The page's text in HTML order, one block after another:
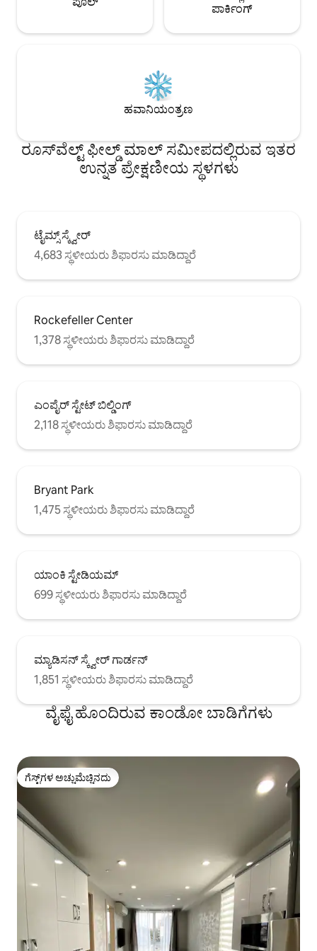
ಪಾರ್ಕಿಂಗ್
ಹವಾನಿಯಂತ್ರಣ
ರೂಸ್‌ವೆಲ್ಟ್ ಫೀಲ್ಡ್ ಮಾಲ್ ಸಮೀಪದಲ್ಲಿರುವ ಇತರ
ಉನ್ನತ ಪ್ರೇಕ್ಷಣೀಯ ಸ್ಥಳಗಳು
ಟೈಮ್ಸ್ ಸ್ಕ್ವೇರ್
4,683 ಸ್ಥಳೀಯರು ಶಿಫಾರಸು ಮಾಡಿದ್ದಾರೆ
Rockefeller Center
1,378 ಸ್ಥಳೀಯರು ಶಿಫಾರಸು ಮಾಡಿದ್ದಾರೆ
ಎಂಪೈರ್ ಸ್ಟೇಟ್ ಬಿಲ್ಡಿಂಗ್
2,118 ಸ್ಥಳೀಯರು ಶಿಫಾರಸು ಮಾಡಿದ್ದಾರೆ
Bryant Park
1,475 ಸ್ಥಳೀಯರು ಶಿಫಾರಸು ಮಾಡಿದ್ದಾರೆ
ಯಾಂಕಿ ಸ್ಟೇಡಿಯಮ್
699 ಸ್ಥಳೀಯರು ಶಿಫಾರಸು ಮಾಡಿದ್ದಾರೆ
ಮ್ಯಾಡಿಸನ್ ಸ್ಕ್ವೇರ್ ಗಾರ್ಡನ್
1,851 ಸ್ಥಳೀಯರು ಶಿಫಾರಸು ಮಾಡಿದ್ದಾರೆ
ವೈಫೈ ಹೊಂದಿರುವ ಕಾಂಡೋ ಬಾಡಿಗೆಗಳು
ಗೆಸ್ಟ್‌ಗಳ ಅಚ್ಚುಮೆಚ್ಚಿನದು
ಗೆಸ್ಟ್‌ಗಳ ಅಚ್ಚುಮೆಚ್ಚಿನದು